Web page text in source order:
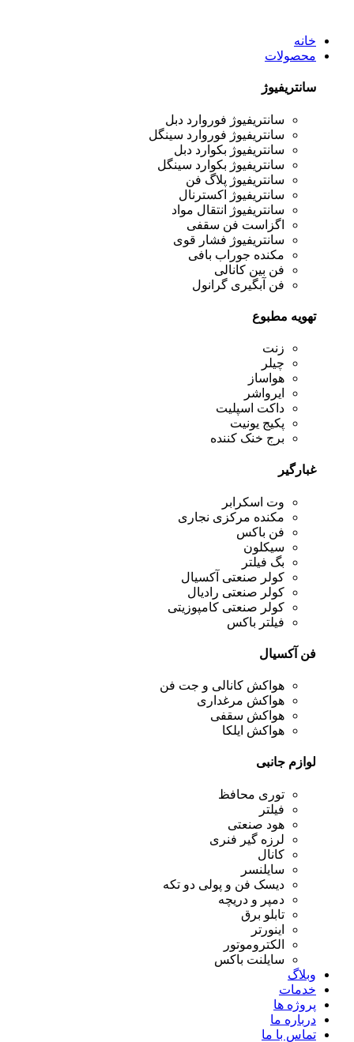
خانه
محصولات
سانتریفیوژ
سانتریفیوژ فوروارد دبل
سانتریفیوژ فوروارد سینگل
سانتریفیوژ بکوارد دبل
سانتریفیوژ بکوارد سینگل
سانتریفیوژ پلاگ فن
سانتریفیوژ اکسترنال
سانتریفیوژ انتقال مواد
اگزاست فن سقفی
سانتریفیوژ فشار قوی
مکنده جوراب بافی
فن بین کانالی
فن آبگیری گرانول
تهویه مطبوع
زنت
چیلر
هواساز
ایرواشر
داکت اسپلیت
پکیج یونیت
برج خنک کننده
غبارگیر
وت اسکرابر
مکنده مرکزی نجاری
فن باکس
سیکلون
بگ فیلتر
کولر صنعتی آکسیال
کولر صنعتی رادیال
کولر صنعتی کامپوزیتی
فیلتر باکس
فن آکسیال
هواکش کانالی و جت فن
هواکش مرغداری
هواکش سقفی
هواکش ایلکا
لوازم جانبی
توری محافظ
فیلتر
هود صنعتی
لرزه گیر فنری
کانال
سایلنسر
دیسک فن و پولی دو تکه
دمپر و دریچه
تابلو برق
اینورتر
الکتروموتور
سایلنت باکس
وبلاگ
خدمات
پروژه ها
درباره ما
تماس با ما